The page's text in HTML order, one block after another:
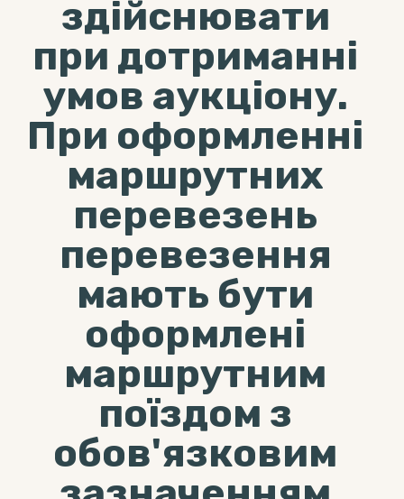
здійснювати
при дотриманні
умов аукціону.
При оформленні
маршрутних
перевезень
перевезення
мають бути
оформлені
маршрутним
поїздом з
обов'язковим